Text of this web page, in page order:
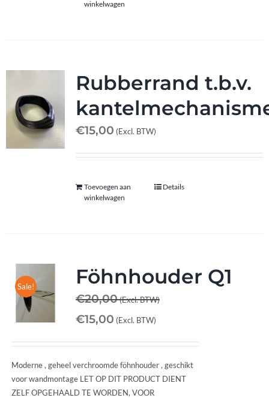
winkelwagen
Rubberrand t.b.v.
€15,00 (Excl. BTW)
Toevoegen aan
winkelwagen
Details
Sale! Föhnhouder Q1
€20,00(Excl. BTW)
€15,00 (Excl. BTW)
Moderne , geheel verchroomde föhnhouder , geschikt
voor wandmontage LET OP DIT PRODUCT DIENT
ZELF OPGEHAALD TE WORDEN, VOOR